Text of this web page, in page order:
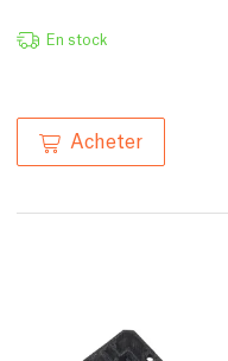
En stock
Acheter